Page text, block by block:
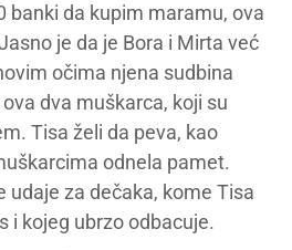
banki da kupim maramu, ova
je da je Bora i Mirta već
očima njena sudbina
dva muškarca, koji su
Tisa želi da peva, kao
odnela pamet.
udaje za dečaka, kome Tisa
i kojeg ubrzo odbacuje.